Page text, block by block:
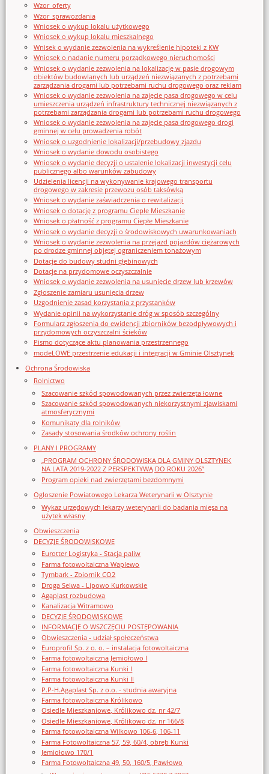
Wzor_oferty
Wzor_sprawozdania
Wniosek o wykup lokalu użytkowego
Wniosek o wykup lokalu mieszkalnego
Wnisek o wydanie zezwolenia na wykreślenie hipoteki z KW
Wniosek o nadanie numeru porządkowego nieruchomości
Wniosek o wydanie zezwolenia na lokalizację w pasie drogowym
obiektów budowlanych lub urządzeń niezwiązanych z potrzebami
zarządzania drogami lub potrzebami ruchu drogowego oraz reklam
Wniosek o wydanie zezwolenia na zajęcie pasa drogowego w celu
umieszczenia urządzeń infrastruktury technicznej niezwiązanych z
potrzebami zarządzania drogami lub potrzebami ruchu drogowego
Wniosek o wydanie zezwolenia na zajęcie pasa drogowego drogi
gminnej w celu prowadzenia robót
Wniosek o uzgodnienie lokalizacji/przebudowy zjazdu
Wniosek o wydanie dowodu osobistego
Wniosek o wydanie decyzji o ustalenie lokalizacji inwestycji celu
publicznego albo warunków zabudowy
Udzielenia licencji na wykonywanie krajowego transportu
drogowego w zakresie przewozu osób taksówką
Wniosek o wydanie zaświadczenia o rewitalizacji
Wniosek o dotację z programu Ciepłe Mieszkanie
Wniosek o płatność z programu Ciepłe Mieszkanie
Wniosek o wydanie decyzji o środowiskowych uwarunkowaniach
Wniosek o wydanie zezwolenia na przejazd pojazdów ciężarowych
po drodze gminnej objętej ograniczeniem tonażowym
Dotacje do budowy studni głębinowych
Dotacje na przydomowe oczyszczalnie
Wniosek o wydanie zezwolenia na usunięcie drzew lub krzewów
Zgłoszenie zamiaru usunięcia drzew
Uzgodnienie zasad korzystania z przystanków
Wydanie opinii na wykorzystanie dróg w sposób szczególny
Formularz zgłoszenia do ewidencji zbiorników bezodpływowych i
przydomowych oczyszczalni ścieków
Pismo dotyczące aktu planowania przestrzennego
modeLOWE przestrzenie edukacji i integracji w Gminie Olsztynek
Ochrona Środowiska
Rolnictwo
Szacowanie szkód spowodowanych przez zwierzęta łowne
Szacowanie szkód spowodowanych niekorzystnymi zjawiskami
atmosferycznymi
Komunikaty dla rolników
Zasady stosowania środków ochrony roślin
PLANY I PROGRAMY
„PROGRAM OCHRONY ŚRODOWISKA DLA GMINY OLSZTYNEK
NA LATA 2019-2022 Z PERSPEKTYWĄ DO ROKU 2026”
Program opieki nad zwierzętami bezdomnymi
Ogloszenie Powiatowego Lekarza Weterynarii w Olsztynie
Wykaz urzędowych lekarzy weterynarii do badania mięsa na
użytek własny
Obwieszczenia
DECYZJE ŚRODOWISKOWE
Eurotter Logistyka - Stacja paliw
Farma fotowoltaiczna Waplewo
Tymbark - Zbiornik CO2
Droga Selwa - Lipowo Kurkowskie
Agaplast rozbudowa
Kanalizacja Witramowo
DECYZJE ŚRODOWISKOWE
INFORMACJE O WSZCZĘCIU POSTĘPOWANIA
Obwieszczenia - udział społeczeństwa
Europrofil Sp. z o. o. – instalacja fotowoltaiczna
Farma fotowoltaiczna Jemiołowo I
Farma fotowoltaiczna Kunki I
Farma fotowoltaiczna Kunki II
P.P-H.Agaplast Sp. z o.o. - studnia awaryjna
Farma fotowoltaiczna Królikowo
Osiedle Mieszkaniowe, Królikowo dz. nr 42/7
Osiedle Mieszkaniowe, Królikowo dz. nr 166/8
Farma fotowoltaiczna Wilkowo 106-6, 106-11
Farma Fotowoltaiczna 57, 59, 60/4, obręb Kunki
Jemiołowo 170/1
Farma Fotowoltaiczna 49, 50, 160/5, Pawłowo